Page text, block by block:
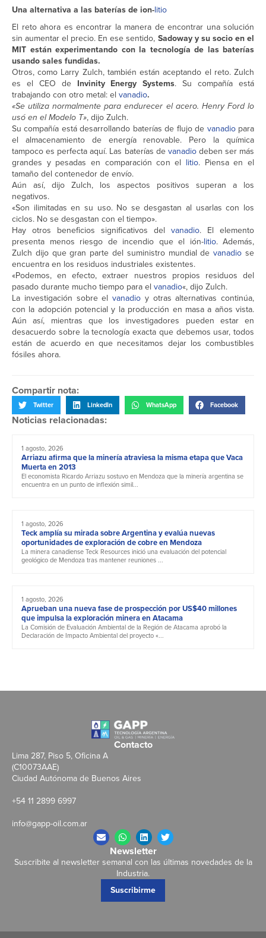
Una alternativa a las baterías de ion-litio
El reto ahora es encontrar la manera de encontrar una solución
sin aumentar el precio. En ese sentido, Sadoway y su socio en el
MIT están experimentando con la tecnología de las baterías
usando sales fundidas.
Otros, como Larry Zulch, también están aceptando el reto. Zulch
es el CEO de Invinity Energy Systems. Su compañía está
trabajando con otro metal: el vanadio.
«Se utiliza normalmente para endurecer el acero. Henry Ford lo
usó en el Modelo T», dijo Zulch.
Su compañía está desarrollando baterías de flujo de vanadiopara
el almacenamiento de energía renovable. Pero la química
tampoco es perfecta aquí. Las baterías devanadiodeben ser más
grandes y pesadas en comparación con el litio. Piensa en el
tamaño del contenedor de envío.
Aún así, dijo Zulch, los aspectos positivos superan a los
negativos.
«Son ilimitadas en su uso. No se desgastan al usarlas con los
ciclos. No se desgastan con el tiempo».
Hay otros beneficios significativos del vanadio. El elemento
presenta menos riesgo de incendio que el ión-litio. Además,
Zulch dijo que gran parte del suministro mundial devanadio se
encuentra en los residuos industriales existentes.
«Podemos, en efecto, extraer nuestros propios residuos del
pasado durante mucho tiempo para el vanadio«, dijo Zulch.
La investigación sobre el vanadio y otras alternativas continúa,
con la adopción potencial y la producción en masa a años vista.
Aún así, mientras que los investigadores pueden estar en
desacuerdo sobre la tecnología exacta que debemos usar, todos
están de acuerdo en que necesitamos dejar los combustibles
fósiles ahora.
Compartir nota:
Twitter LinkedIn WhatsApp Facebook
Noticias relacionadas:
1 agosto, 2026
Arriazu afirma que la minería atraviesa la misma etapa que Vaca
Muerta en 2013
El economista Ricardo Arriazu sostuvo en Mendoza que la minería argentina se
encuentra en un punto de inflexión simil...
1 agosto, 2026
Teck amplía su mirada sobre Argentina y evalúa nuevas
oportunidades de exploración de cobre en Mendoza
La minera canadiense Teck Resources inició una evaluación del potencial
geológico de Mendoza tras mantener reuniones ...
1 agosto, 2026
Aprueban una nueva fase de prospección por US$40 millones
que impulsa la exploración minera en Atacama
La Comisión de Evaluación Ambiental de la Región de Atacama aprobó la
Declaración de Impacto Ambiental del proyecto «...
Contacto
Lima 287, Piso 5, Oficina A
(C10073AAE)
Ciudad Autónoma de Buenos Aires
+54 11 2899 6997
info@gapp-oil.com.ar
Newsletter
Suscribite al newsletter semanal con las últimas novedades de la
Industria.
Suscribirme